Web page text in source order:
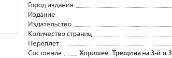
Город издания
Издание
Издательство
Количество страниц
Переплет
Состояние
Хорошее. Трещина на 3-й и